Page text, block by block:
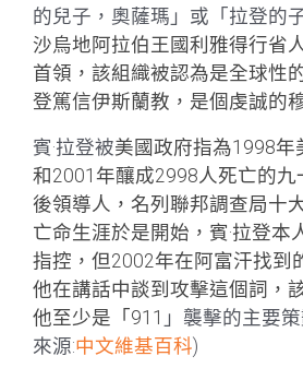
的兒子，奧薩瑪」或「拉登的
沙烏地阿拉伯王國利雅得行省
首領，該組織被認為是全球性
登篤信伊斯蘭教，是個虔誠的
賓·拉登被美國政府指為1998年
和2001年釀成2998人死亡的九
後領導人，名列聯邦調查局十
亡命生涯於是開始，賓·拉登本
指控，但2002年在阿富汗找到
他在講話中談到攻擊這個詞，
他至少是「911 」襲擊的主要
來源:中文維基百科)